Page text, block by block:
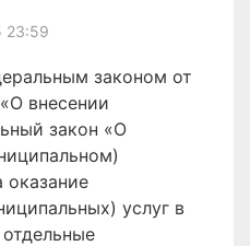
23:59
законом от
внесении
закон «О
оказание
услуг в